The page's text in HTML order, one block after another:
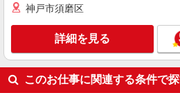
株式会社日本ワークプレイス関西/557
製造、検査
時給1,260円 月収例： 1260円×8時間＝10,080
神戸市須磨区
詳細を見る
このお仕事に関連する条件で